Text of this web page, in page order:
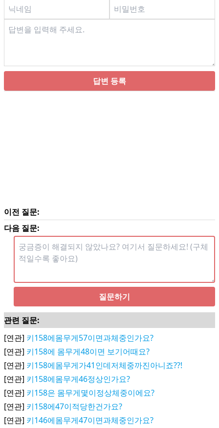
답변 등록
이전 질문:
다음 질문:
질문하기
관련 질문:
[연관] 키158에몸무게57이면과체중인가요?
[연관] 키158에 몸무게48이면 보기어때요?
[연관] 키158에몸무게가41인데저체중까진아니죠??!
[연관] 키158에몸무게46정상인가요?
[연관] 키158은 몸무게몇이정상체중이에요?
[연관] 키158에47이적당한건가요?
[연관] 키146에몸무게47이면과체중인가요?